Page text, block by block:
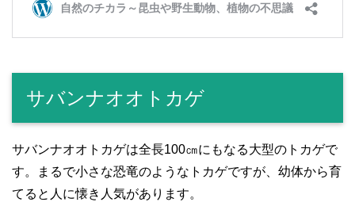
サバンナオオトカゲ
サバンナオオトカゲは全長100㎝にもなる大型のトカゲで
す。まるで小さな恐竜のようなトカゲですが、幼体から育
てると人に懐き人気があります。